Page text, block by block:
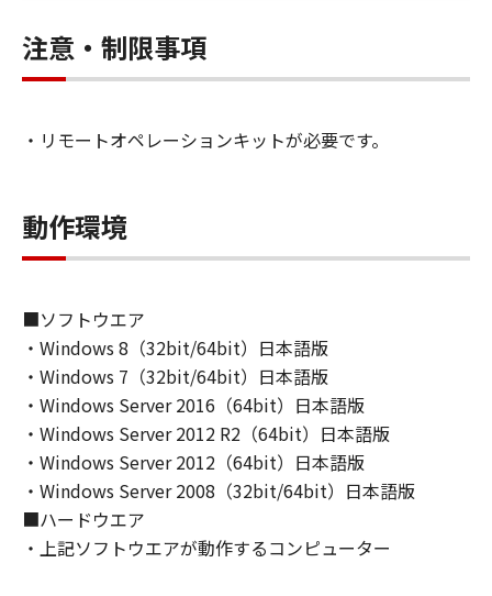
ソフトウェア」をコンピューターの記憶媒体上
にインストールすること、またはコンピュータ
ーにおいて表示すること、アクセスすること、
ます。）することができます。
で1部複製することができます。
(3)本契約書に明示的に定める場合を除き、キヤ
ず、本契約書によってお客様に譲渡あるいは許
諾されるものではありません。
２．制限
(1)お客様は、再使用許諾、譲渡、販売、頒布、
リースまたは貸与その他の方法により、第三者
に「許諾ソフトウェア」を使用させることはで
きません。
(2)お客様は、「許諾ソフトウェア」の全部また
は一部を修正、改変、逆アセンブル、逆コンパ
注意・制限事項
・リモートオペレーションキットが必要です。
動作環境
■ソフトウエア
・Windows 8（32bit/64bit）日本語版
・Windows 7（32bit/64bit）日本語版
・Windows Server 2016（64bit）日本語版
・Windows Server 2012 R2（64bit）日本語版
・Windows Server 2012（64bit）日本語版
・Windows Server 2008（32bit/64bit）日本語版
■ハードウエア
・上記ソフトウエアが動作するコンピューター